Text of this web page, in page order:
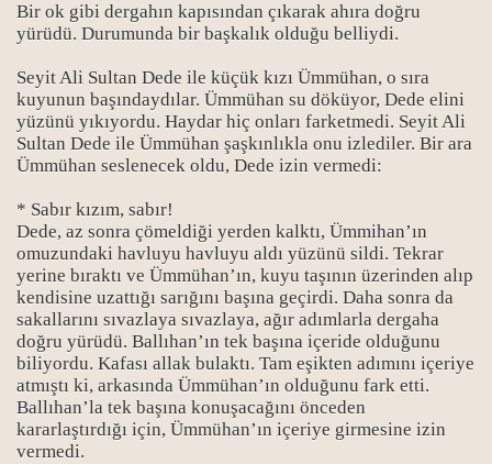
Bir ok gibi dergahın kapısından çıkarak ahıra doğru
yürüdü. Durumunda bir başkalık olduğu belliydi.
Seyit Ali Sultan Dede ile küçük kızı Ümmühan, o sıra
kuyunun başındaydılar. Ümmühan su döküyor, Dede elini
yüzünü yıkıyordu. Haydar hiç onları farketmedi. Seyit Ali
Sultan Dede ile Ümmühan şaşkınlıkla onu izlediler. Bir ara
Ümmühan seslenecek oldu, Dede izin vermedi:
* Sabır kızım, sabır!
Dede, az sonra çömeldiği yerden kalktı, Ümmihan’ın
omuzundaki havluyu havluyu aldı yüzünü sildi. Tekrar
yerine bıraktı ve Ümmühan’ın, kuyu taşının üzerinden alıp
kendisine uzattığı sarığını başına geçirdi. Daha sonra da
sakallarını sıvazlaya sıvazlaya, ağır adımlarla dergaha
doğru yürüdü. Ballıhan’ın tek başına içeride olduğunu
biliyordu. Kafası allak bulaktı. Tam eşikten adımını içeriye
atmıştı ki, arkasında Ümmühan’ın olduğunu fark etti.
Ballıhan’la tek başına konuşacağını önceden
kararlaştırdığı için, Ümmühan’ın içeriye girmesine izin
vermedi.